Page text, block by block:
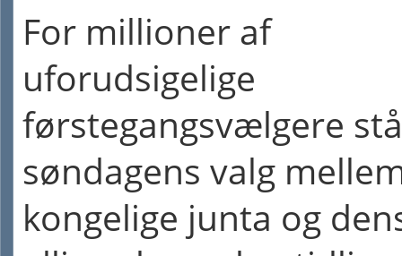
For millioner af
uforudsigelige
førstegangsvælgere
søndagens valg
kongelige junta og